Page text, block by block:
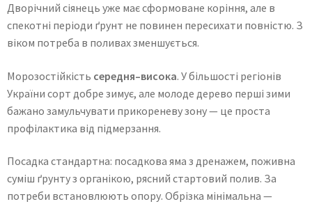
Дворічний сіянець уже має сформоване коріння, але в
спекотні періоди ґрунт не повинен пересихати повністю. З
віком потреба в поливах зменшується.
Морозостійкість середня–висока. У більшості регіонів
України сорт добре зимує, але молоде дерево перші зими
бажано замульчувати прикореневу зону — це проста
профілактика від підмерзання.
Посадка стандартна: посадкова яма з дренажем, поживна
суміш ґрунту з органікою, рясний стартовий полив. За
потреби встановлюють опору. Обрізка мінімальна —